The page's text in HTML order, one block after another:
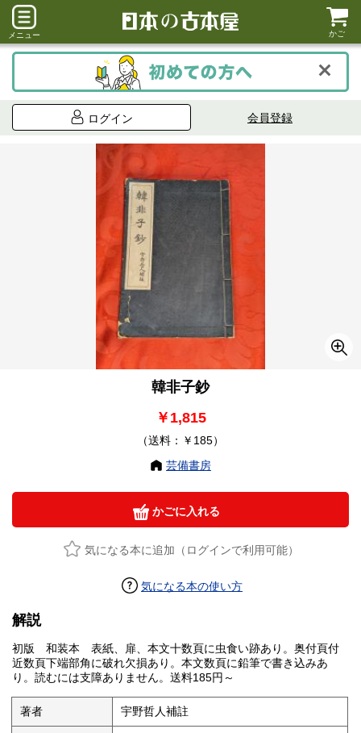
メニュー かご
ログイン 会員登録
韓非子鈔
￥1,815
（送料：￥185）
芸備書房
かごに入れる
気になる本に追加（ログインで利用可能）
気になる本の使い方
解説
初版 和装本 表紙、扉、本文十数頁に虫食い跡あり。奥付頁付
近数頁下端部角に破れ欠損あり。本文数頁に鉛筆で書き込みあ
り。読むには支障ありません。送料185円～
著者 宇野哲人補註